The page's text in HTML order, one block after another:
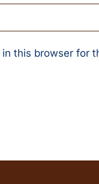
this browser for